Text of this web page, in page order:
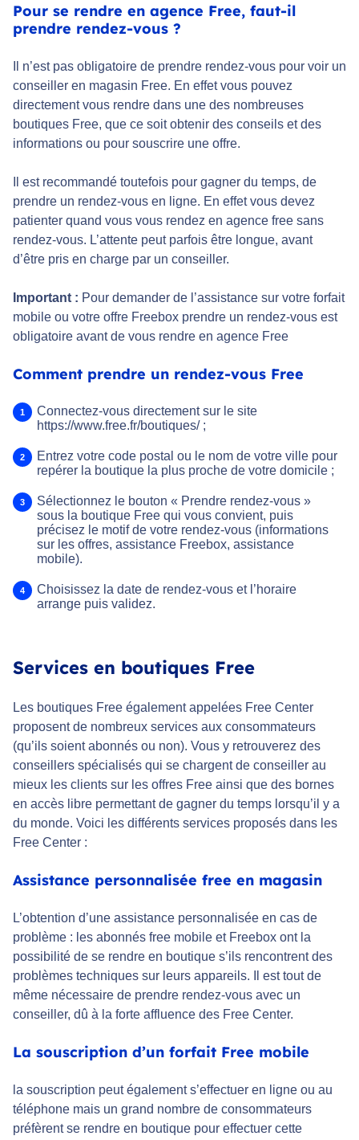
Pour se rendre en agence Free, faut-il
prendre rendez-vous ?
Il n’est pas obligatoire de prendre rendez-vous pour voir un
conseiller en magasin Free. En effet vous pouvez
directement vous rendre dans une des nombreuses
boutiques Free, que ce soit obtenir des conseils et des
informations ou pour souscrire une offre.
Il est recommandé toutefois pour gagner du temps, de
prendre un rendez-vous en ligne. En effet vous devez
patienter quand vous vous rendez en agence free sans
rendez-vous. L’attente peut parfois être longue, avant
d’être pris en charge par un conseiller.
Important : Pour demander de l’assistance sur votre forfait
mobile ou votre offre Freebox prendre un rendez-vous est
obligatoire avant de vous rendre en agence Free
Comment prendre un rendez-vous Free
Connectez-vous directement sur le site
https://www.free.fr/boutiques/ ;
Entrez votre code postal ou le nom de votre ville pour
repérer la boutique la plus proche de votre domicile ;
Sélectionnez le bouton « Prendre rendez-vous »
sous la boutique Free qui vous convient, puis
précisez le motif de votre rendez-vous (informations
sur les offres, assistance Freebox, assistance
mobile).
Choisissez la date de rendez-vous et l’horaire
arrange puis validez.
Services en boutiques Free
Les boutiques Free également appelées Free Center
proposent de nombreux services aux consommateurs
(qu’ils soient abonnés ou non). Vous y retrouverez des
conseillers spécialisés qui se chargent de conseiller au
mieux les clients sur les offres Free ainsi que des bornes
en accès libre permettant de gagner du temps lorsqu’il y a
du monde. Voici les différents services proposés dans les
Free Center :
Assistance personnalisée free en magasin
L’obtention d’une assistance personnalisée en cas de
problème : les abonnés free mobile et Freebox ont la
possibilité de se rendre en boutique s’ils rencontrent des
problèmes techniques sur leurs appareils. Il est tout de
même nécessaire de prendre rendez-vous avec un
conseiller, dû à la forte affluence des Free Center.
La souscription d’un forfait Free mobile
la souscription peut également s’effectuer en ligne ou au
téléphone mais un grand nombre de consommateurs
préfèrent se rendre en boutique pour effectuer cette